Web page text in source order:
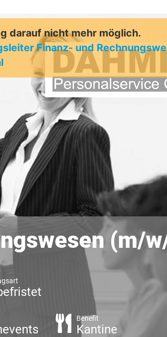
darauf nicht mehr möglich.
Finanz- und
(m/
Benefit
Kantine